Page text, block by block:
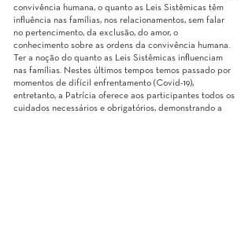
convivência humana, o quanto as Leis Sistêmicas têm
influência nas famílias, nos relacionamentos, sem falar
no pertencimento, da exclusão, do amor, o
conhecimento sobre as ordens da convivência humana.
Ter a noção do quanto as Leis Sistêmicas influenciam
nas famílias. Nestes últimos tempos temos passado por
momentos de difícil enfrentamento (Covid-19),
entretanto, a Patrícia oferece aos participantes todos os
cuidados necessários e obrigatórios, demonstrando a